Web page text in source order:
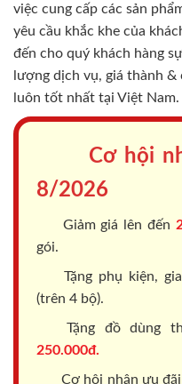
việc cung cấp các sản
yêu cầu khắc khe của
đến cho quý khách hàng
lượng dịch vụ, giá thành
luôn tốt nhất tại Việt Nam.
Cơ hội
8/2026
Giảm giá lên đến
gói.
Tặng phụ kiện,
(trên 4 bộ).
Tặng đồ dùng
250.000đ.
Cơ hội nhận ưu